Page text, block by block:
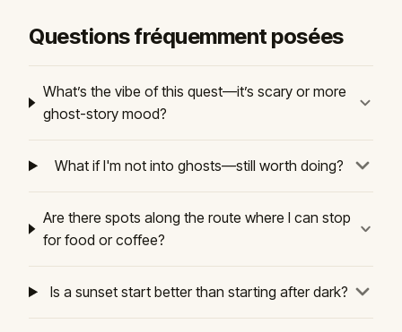
Questions fréquemment posées
What’s the vibe of this quest—it’s scary or more
ghost-story mood?
What if I'm not into ghosts—still worth doing?
Are there spots along the route where I can stop
for food or coffee?
Is a sunset start better than starting after dark?